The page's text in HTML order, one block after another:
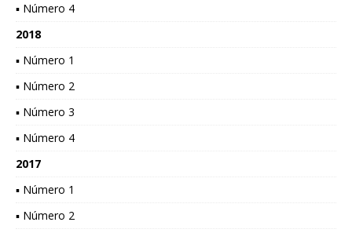
▪ Número 4
2018
▪ Número 1
▪ Número 2
▪ Número 3
▪ Número 4
2017
▪ Número 1
▪ Número 2